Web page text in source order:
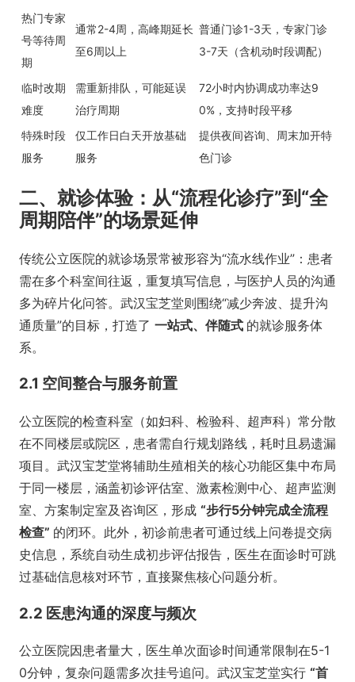
热门专家
号等待周
期
通常2-4周，高峰期延长
至6周以上
普通门诊1-3天，专家门诊
3-7天（含机动时段调配）
临时改期
难度
需重新排队，可能延误
治疗周期
72小时内协调成功率达9
0%，支持时段平移
特殊时段
服务
仅工作日白天开放基础
服务
提供夜间咨询、周末加开特
色门诊
二、就诊体验：从“流程化诊疗”到“全
周期陪伴”的场景延伸
传统公立医院的就诊场景常被形容为“流水线作业”：患者
需在多个科室间往返，重复填写信息，与医护人员的沟通
多为碎片化问答。武汉宝芝堂则围绕“减少奔波、提升沟
通质量”的目标，打造了 一站式、伴随式 的就诊服务体
系。
2.1 空间整合与服务前置
公立医院的检查科室（如妇科、检验科、超声科）常分散
在不同楼层或院区，患者需自行规划路线，耗时且易遗漏
项目。武汉宝芝堂将辅助生殖相关的核心功能区集中布局
于同一楼层，涵盖初诊评估室、激素检测中心、超声监测
室、方案制定室及咨询区，形成 “步行5分钟完成全流程
检查” 的闭环。此外，初诊前患者可通过线上问卷提交病
史信息，系统自动生成初步评估报告，医生在面诊时可跳
过基础信息核对环节，直接聚焦核心问题分析。
2.2 医患沟通的深度与频次
公立医院因患者量大，医生单次面诊时间通常限制在5-1
0分钟，复杂问题需多次挂号追问。武汉宝芝堂实行 “首